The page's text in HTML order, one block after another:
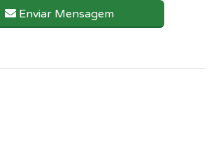
Enviar Mensagem